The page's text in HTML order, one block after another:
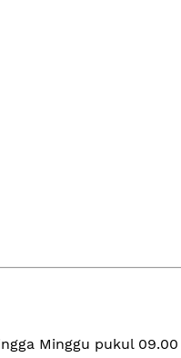
Minggu pukul 09.00